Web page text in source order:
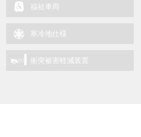
福祉車両
寒冷地仕様
衝突被害軽減装置